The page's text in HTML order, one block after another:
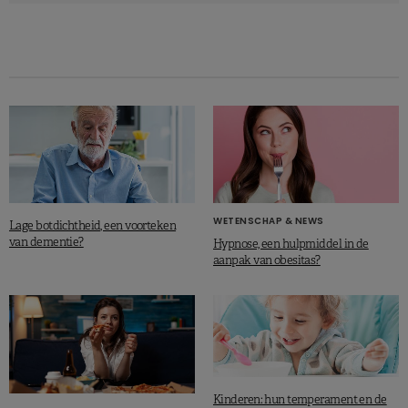
Al onze artikels over hetontbijt
ontbijt van Belgen doorgelicht (Nutrigraphics)
Musse G. et al., Eur J Prev Cardiol., 2019.
Lage botdichtheid, een voorteken
van dementie?
WETENSCHAP & NEWS
Hypnose, een hulpmiddel in de
aanpak van obesitas?
Kinderen: hun temperament en de